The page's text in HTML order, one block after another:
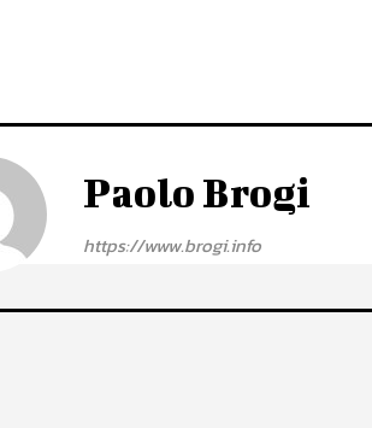
Paolo Brogi
https://www.brogi.info